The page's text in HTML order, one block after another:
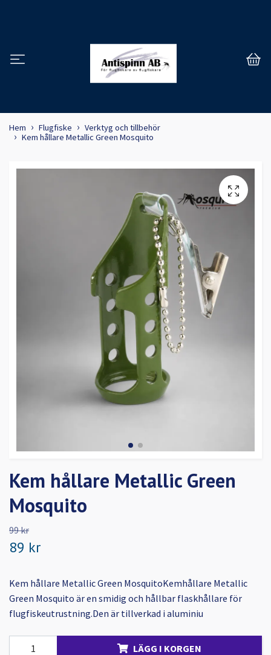
Hem Flugfiske
Verktyg och tillbehör
Kem hållare Metallic Green Mosquito
Kem hållare Metallic Green
Mosquito
99 kr
89 kr
Kem hållare Metallic Green MosquitoKemhållare Metallic
Green Mosquito är en smidig och hållbar flaskhållare för
flugfiskeutrustning.Den är tillverkad i aluminiu
LÄGG I KORGEN